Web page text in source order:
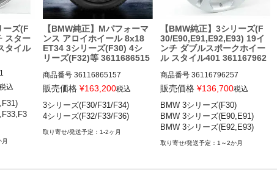
ーズ(F
スター
タイル
12-19
1
込
月
【BMW純正】Mパフォーマ
ンス アロイホイール 8x18
ET34 3シリーズ(F30) 4シ
リーズ(F32)等 3611686515
商品番号 36116865157
36116865157
3シリーズ(F30/F31/F34) 12-19
4シリーズ(F32/F33/F36) 13-20
販売価格 ¥163,200税込
3シリーズ(F30/F31/F34)
4シリーズ(F32/F33/F36)
1-2ヶ月
【BMW純正】3シリーズ(F
30/E90,E91,E92,E93) 19イ
ンチ ダブルスポークホイー
ル スタイル401 361167962
商品番号 36116796257
36116796257
BMW 3シリーズ(F30) 12-19
BMW 3シリーズ(E90,E91) 05-1
2
BMW 3シリーズ(E92,E93) 05-1
販売価格 ¥136,700税込
BMW 3シリーズ(F30)
BMW 3シリーズ(E90,E91)
BMW 3シリーズ(E92,E93)
1～2か月